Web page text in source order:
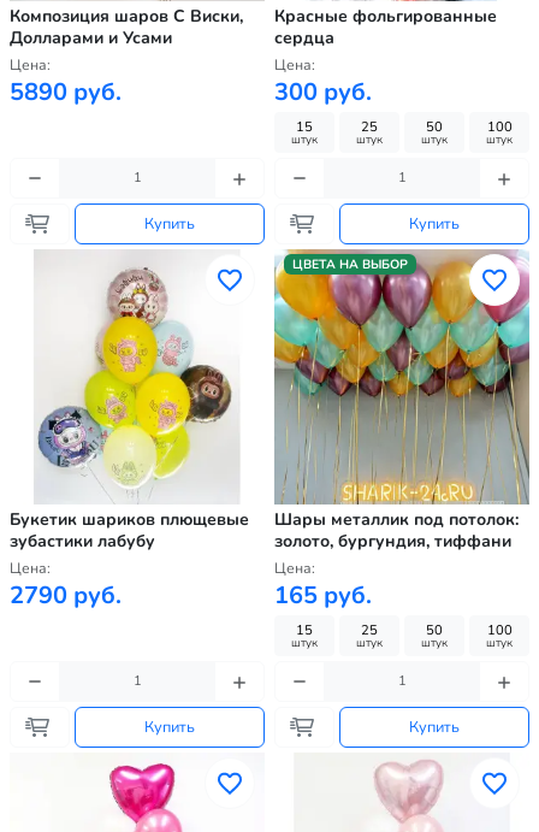
Композиция шаров С Виски,
Долларами и Усами
Цена:
5890 руб.
Купить
Красные фольгированные
сердца
Цена:
300 руб.
15
штук
25
штук
50
штук
100
штук
Купить
Букетик шариков плющевые
зубастики лабубу
Цена:
2790 руб.
Купить
ЦВЕТА НА ВЫБОР
Шары металлик под потолок:
золото, бургундия, тиффани
Цена:
165 руб.
15
штук
25
штук
50
штук
100
штук
Купить